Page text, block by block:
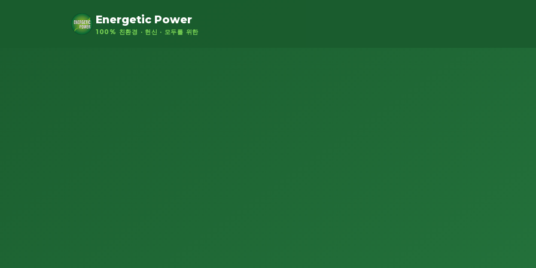
Energetic Power
100% 친환경 · 헌신 · 모두를 위한